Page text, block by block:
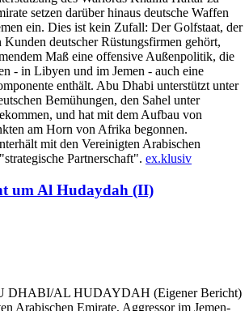
setzen darüber hinaus deutsche Waffen
ein. Dies ist kein Zufall: Der Golfstaat, der
Kunden deutscher Rüstungsfirmen gehört,
Maß eine offensive Außenpolitik, die
- in Libyen und im Jemen - auch eine
enthält. Abu Dhabi unterstützt unter
Bemühungen, den Sahel unter
und hat mit dem Aufbau von
am Horn von Afrika begonnen.
mit den Vereinigten Arabischen
Partnerschaft". ex.klusiv
um Al Hudaydah (II)
DHABI/AL HUDAYDAH (Eigener Bericht)
Arabischen Emirate, Aggressor im Jemen-